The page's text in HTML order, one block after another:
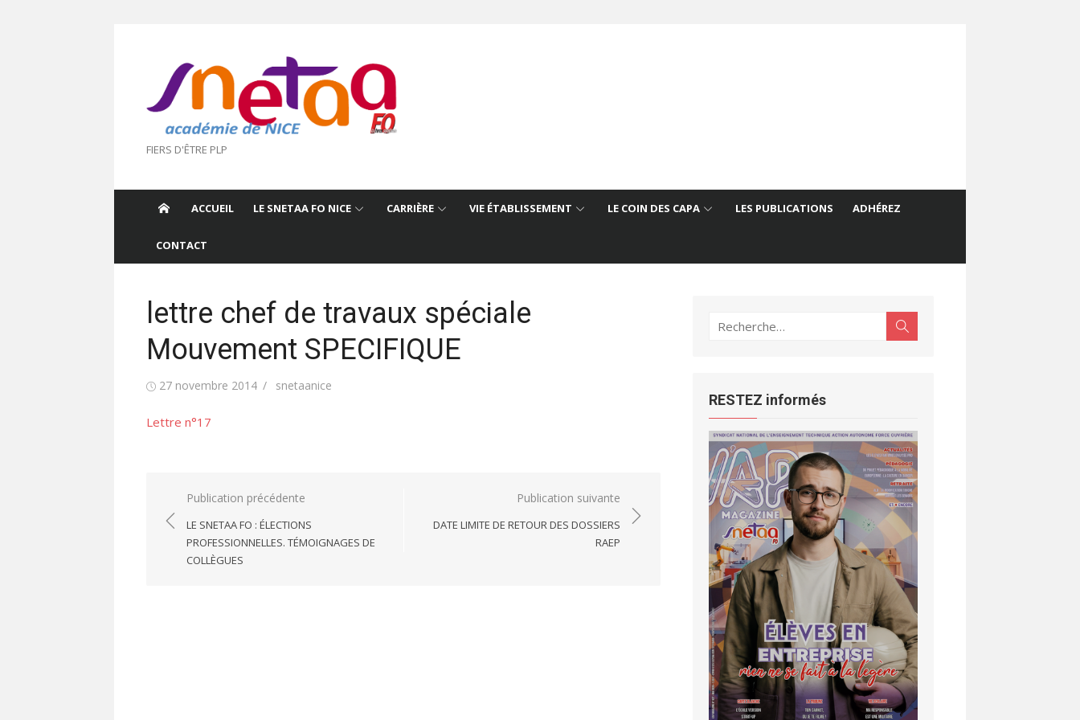
FIERS D'ÊTRE PLP
ACCUEIL LE SNETAA FO NICE CARRIÈRE VIE ÉTABLISSEMENT LE COIN DES CAPA LES PUBLICATIONS ADHÉREZ
CONTACT
lettre chef de travaux spéciale
Mouvement SPECIFIQUE
Publié27 novembre 2014 Auteur/autrice
snetaanice
Lettre n°17
Navigation
de
l’article
Publication précédente
LE SNETAA FO : ÉLECTIONS
PROFESSIONNELLES. TÉMOIGNAGES DE
COLLÈGUES
Publication suivante
DATE LIMITE DE RETOUR DES DOSSIERS
RAEP
Recherche
RESTEZ informés